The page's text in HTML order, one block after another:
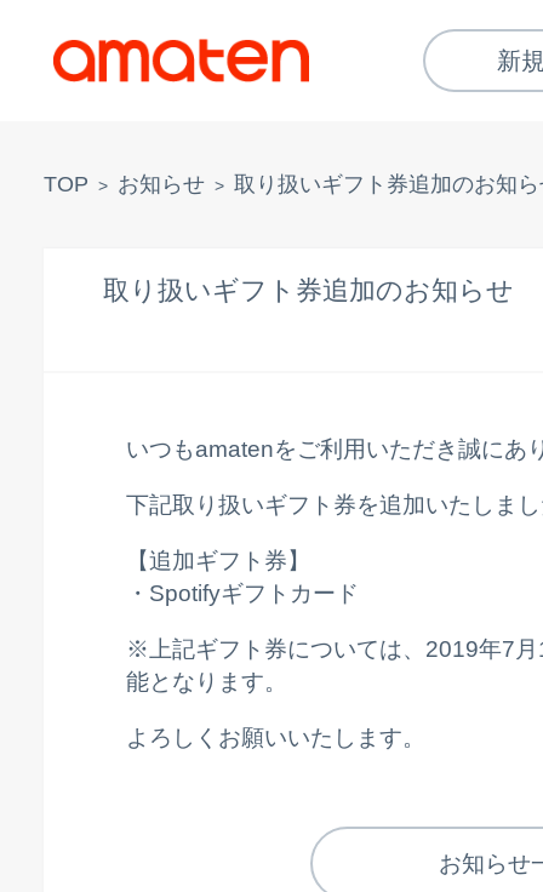
新
TOP > お知らせ > 取り扱いギフト券追加のお知
取り扱いギフト券追加のお知らせ
いつもamatenをご利用いただき誠にあ
下記取り扱いギフト券を追加いたしま
【追加ギフト券】
・Spotifyギフトカード
※上記ギフト券については、2019年7
能となります。
よろしくお願いいたします。
お知らせ